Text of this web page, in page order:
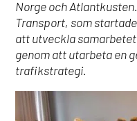
Norge och
Transport, som
att utveckla
genom att utarbeta en
trafikstrategi.